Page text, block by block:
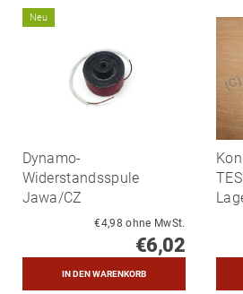
Neu
Dynamo-
Widerstandsspule
Jawa/CZ
€4,98 ohne MwSt.
€6,02